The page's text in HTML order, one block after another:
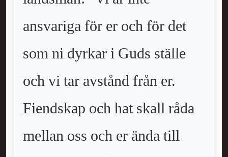
ansvariga för er och för det
som ni dyrkar i Guds ställe
och vi tar avstånd från er.
Fiendskap och hat skall råda
mellan oss och er ända till